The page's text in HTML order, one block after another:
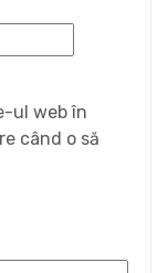
ul web în
când o să